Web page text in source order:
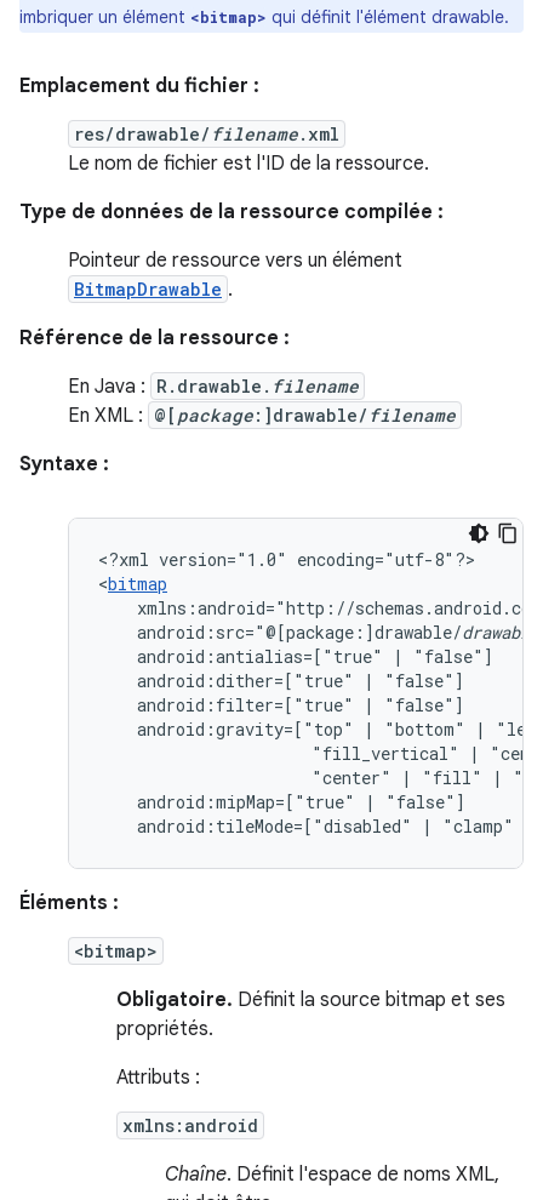
imbriquer un élément <bitmap> qui définit l'élément drawable.
Emplacement du fichier :
res/drawable/ filename.xml
Le nom de fichier est l'ID de la ressource.
Type de données de la ressource compilée :
Pointeur de ressource vers un élément
BitmapDrawable .
Référence de la ressource :
En Java : R.drawable. filename
En XML : @[ package:]drawable/ filename
Syntaxe :
<?xml version="1.0"
encoding="utf-8"?>
<bitmap
android:src="@[package:]drawable/
android:antialias=["true"
|
android:dither=["true"
|
android:filter=["true"
|
android:gravity=["top"
| "bottom" |
"fill_vertical"
|
"center"
| "fill" |
android:mipMap=["true"
|
android:tileMode=["disabled"
| "clamp"
Éléments :
<bitmap>
Obligatoire. Définit la source bitmap et ses
propriétés.
Attributs :
xmlns:android
Chaîne. Définit l'espace de noms XML,